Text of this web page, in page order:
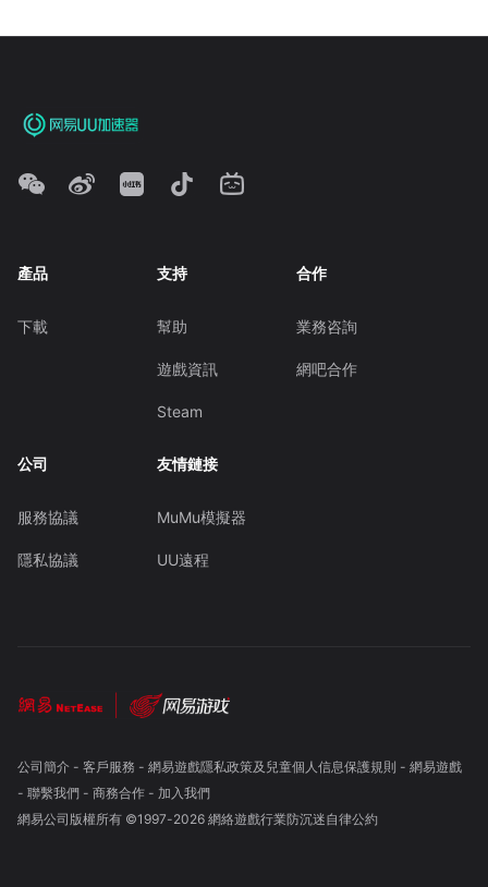
產品
下載
支持
幫助
遊戲資訊
Steam
合作
業務咨詢
網吧合作
公司
服務協議
隱私協議
友情鏈接
MuMu模擬器
UU遠程
公司簡介- 客戶服務 - 網易遊戲隱私政策及兒童個人信息保護規則 - 網易遊戲
- 聯繫我們- 商務合作- 加入我們
網易公司版權所有 ©1997-2026 網絡遊戲行業防沉迷自律公約